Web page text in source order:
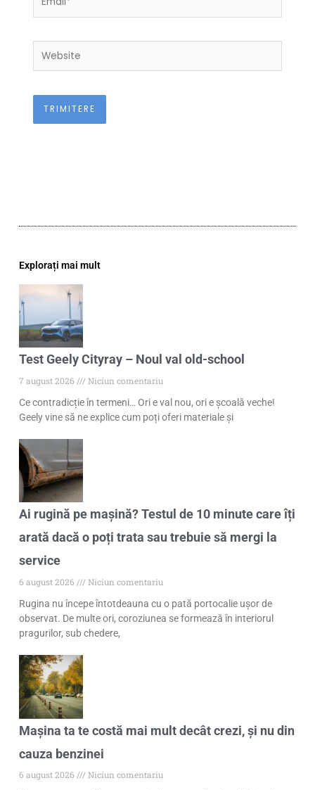
Website
Explorați mai mult
Test Geely Cityray – Noul val old-school
7 august 2026
Niciun comentariu
Ce contradicție în termeni… Ori e val nou, ori e școală veche!
Geely vine să ne explice cum poți oferi materiale și
Ai rugină pe mașină? Testul de 10 minute care îți
arată dacă o poți trata sau trebuie să mergi la
service
6 august 2026
Niciun comentariu
Rugina nu începe întotdeauna cu o pată portocalie ușor de
observat. De multe ori, coroziunea se formează în interiorul
pragurilor, sub chedere,
Mașina ta te costă mai mult decât crezi, și nu din
cauza benzinei
6 august 2026
Niciun comentariu